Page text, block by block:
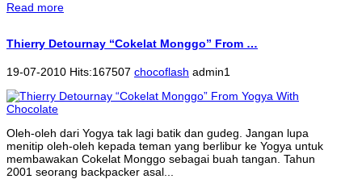
Read more
Thierry Detournay “Cokelat Monggo” From …
19-07-2010 Hits:167507 chocoflash admin1
Oleh-oleh dari Yogya tak lagi batik dan gudeg. Jangan lupa
menitip oleh-oleh kepada teman yang berlibur ke Yogya untuk
membawakan Cokelat Monggo sebagai buah tangan. Tahun
2001 seorang backpacker asal...